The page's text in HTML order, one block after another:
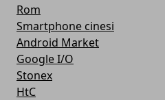
Rom
Smartphone cinesi
Android Market
Google I/O
Stonex
HtC